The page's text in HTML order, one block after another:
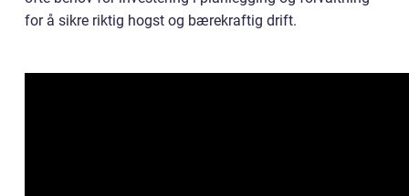
for å sikre riktig hogst og bærekraftig drift.